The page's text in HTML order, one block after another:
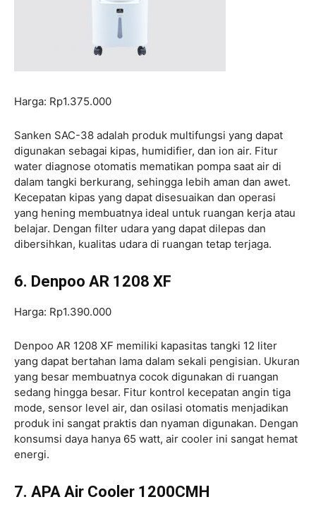
Harga: Rp1.375.000
Sanken SAC-38 adalah produk multifungsi yang dapat
digunakan sebagai kipas, humidifier, dan ion air. Fitur
water diagnose otomatis mematikan pompa saat air di
dalam tangki berkurang, sehingga lebih aman dan awet.
Kecepatan kipas yang dapat disesuaikan dan operasi
yang hening membuatnya ideal untuk ruangan kerja atau
belajar. Dengan filter udara yang dapat dilepas dan
dibersihkan, kualitas udara di ruangan tetap terjaga.
6. Denpoo AR 1208 XF
Harga: Rp1.390.000
Denpoo AR 1208 XF memiliki kapasitas tangki 12 liter
yang dapat bertahan lama dalam sekali pengisian. Ukuran
yang besar membuatnya cocok digunakan di ruangan
sedang hingga besar. Fitur kontrol kecepatan angin tiga
mode, sensor level air, dan osilasi otomatis menjadikan
produk ini sangat praktis dan nyaman digunakan. Dengan
konsumsi daya hanya 65 watt, air cooler ini sangat hemat
energi.
7. APA Air Cooler 1200CMH